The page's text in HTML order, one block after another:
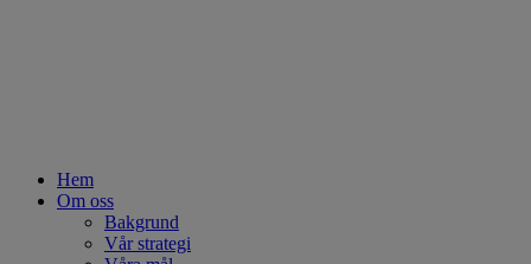
Hem
Om oss
Bakgrund
Vår strategi